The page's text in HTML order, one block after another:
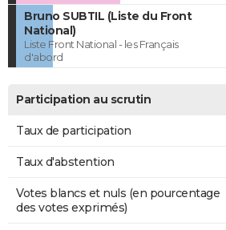
Bruno SUBTIL (Liste du Front
National)
Liste Front National - les Français
d'abord
Participation au scrutin
Taux de participation
Taux d'abstention
Votes blancs et nuls (en pourcentage
des votes exprimés)